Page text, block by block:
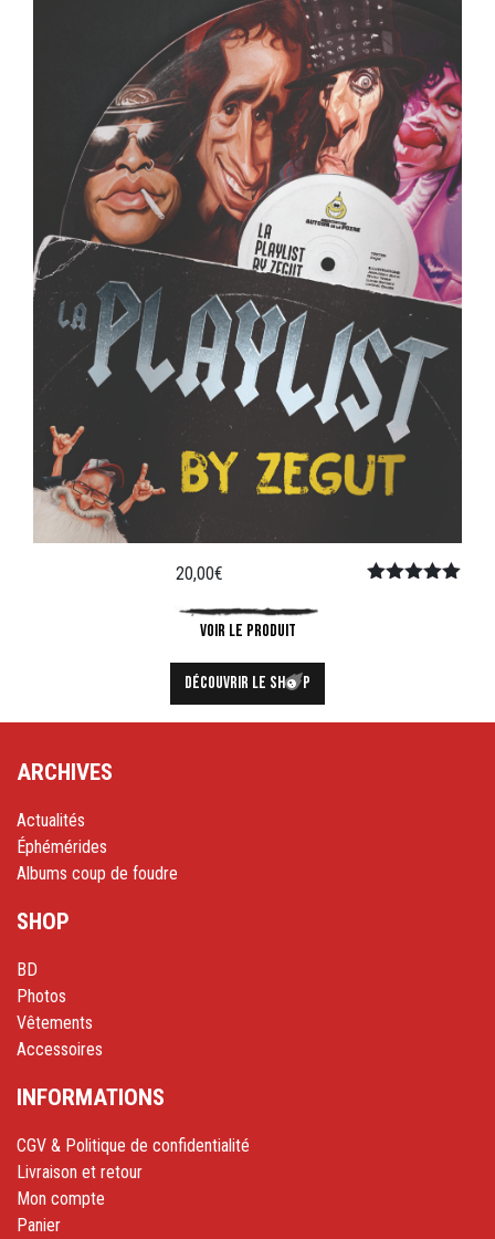
20,00€
VOIR LE PRODUIT
DÉCOUVRIR LE SH P
ARCHIVES
Actualités
Éphémérides
Albums coup de foudre
SHOP
BD
Photos
Vêtements
Accessoires
INFORMATIONS
CGV & Politique de confidentialité
Livraison et retour
Mon compte
Panier